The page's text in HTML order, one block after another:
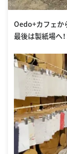
Oedo+カフェか
最後は製紙場へ！